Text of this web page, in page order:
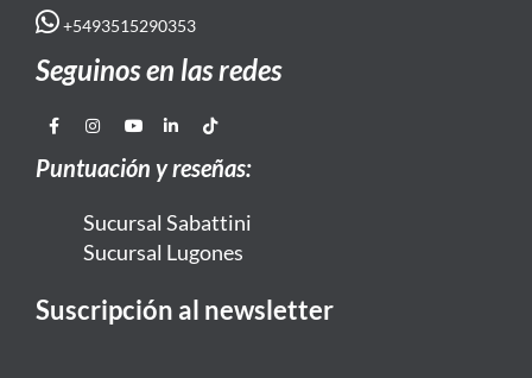
+5493515290353
Seguinos en las redes
Puntuación y reseñas:
Sucursal Sabattini
Sucursal Lugones
Suscripción al newsletter